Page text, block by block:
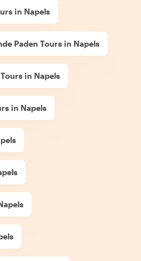
in Napels
Paden Tours in Napels
in Napels
in Napels